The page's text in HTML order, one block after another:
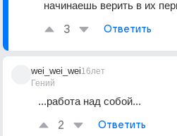
начинаешь верить в их
3 Ответить
wei_wei_wei
Гений
16лет
...работа над собой...
2 Ответить